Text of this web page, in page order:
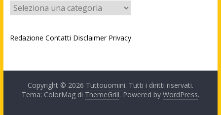
Categorie
Redazione Contatti Disclaimer Privacy
Copyright © 2026 Tuttouomini. Tutti i diritti riservati.
Tema: ColorMag di ThemeGrill. Powered by WordPress.